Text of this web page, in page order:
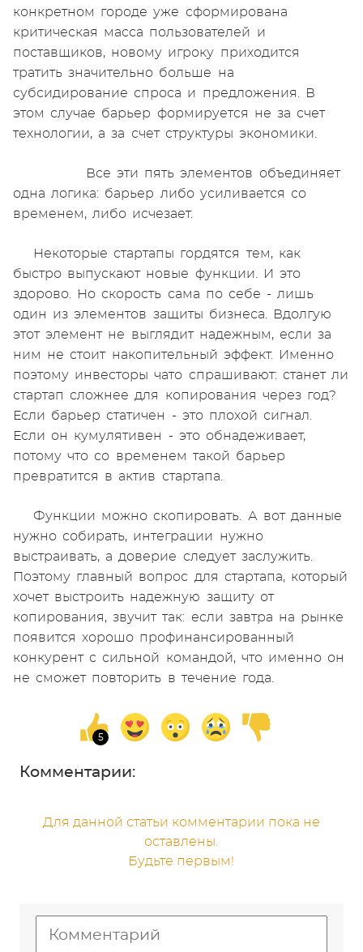
конкретном городе уже сформирована
критическая масса пользователей и
поставщиков, новому игроку приходится
тратить значительно больше на
субсидирование спроса и предложения. В
этом случае барьер формируется не за счет
технологии, а за счет структуры экономики.
Все эти пять элементов объединяет
одна логика: барьер либо усиливается со
временем, либо исчезает.
Некоторые стартапы гордятся тем, как
быстро выпускают новые функции. И это
здорово. Но скорость сама по себе - лишь
один из элементов защиты бизнеса. Вдолгую
этот элемент не выглядит надежным, если за
ним не стоит накопительный эффект. Именно
поэтому инвесторы чато спрашивают: станет ли
стартап сложнее для копирования через год?
Если барьер статичен - это плохой сигнал.
Если он кумулятивен - это обнадеживает,
потому что со временем такой барьер
превратится в актив стартапа.
Функции можно скопировать. А вот данные
нужно собирать, интеграции нужно
выстраивать, а доверие следует заслужить.
Поэтому главный вопрос для стартапа, который
хочет выстроить надежную защиту от
копирования, звучит так: если завтра на рынке
появится хорошо профинансированный
конкурент с сильной командой, что именно он
не сможет повторить в течение года.
Комментарии:
Для данной статьи комментарии пока не
оставлены.
Будьте первым!